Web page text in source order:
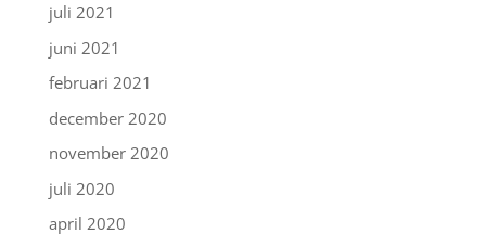
juli 2021
juni 2021
februari 2021
december 2020
november 2020
juli 2020
april 2020